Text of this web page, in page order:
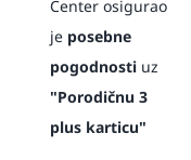
Center osigurao
je posebne
pogodnostiuz
"Porodičnu 3
plus karticu"